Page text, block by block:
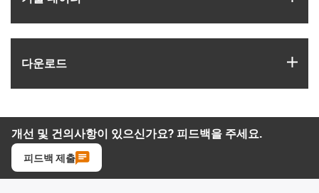
다운로드
개선 및 건의사항이 있으신가요? 피드백을 주세요.
피드백 제출